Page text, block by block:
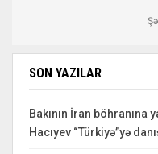
SON YAZILAR
Bakının İran böhranına
Hacıyev “Türkiyə”yə